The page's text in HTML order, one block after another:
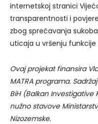
internetskoj stranici
transparentnosti i
zbog sprečavanja
uticaja u vršenju funkcije
Ovaj projekat finansira
MATRA programa.
BiH (Balkan
nužno stavove
Nizozemske.